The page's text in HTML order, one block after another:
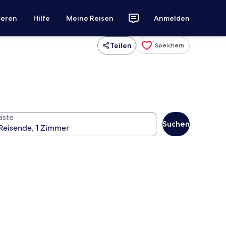
Hilfe Meine Reisen Anmelden
Teilen Speichern
Suchen